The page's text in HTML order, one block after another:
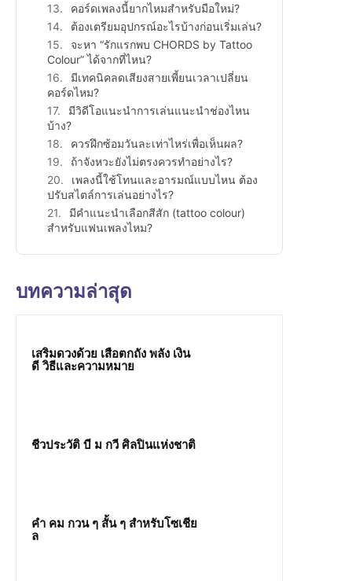
คอร์ดเพลงนี้ยากไหมสำหรับมือใหม่?
ต้องเตรียมอุปกรณ์อะไรบ้างก่อนเริ่มเล่น?
จะหา “รักแรกพบ CHORDS by Tattoo
Colour” ได้จากที่ไหน?
มีเทคนิคลดเสียงสายเพี้ยนเวลาเปลี่ยน
คอร์ดไหม?
มีวิดีโอแนะนำการเล่นแนะนำช่องไหน
บ้าง?
ควรฝึกซ้อมวันละเท่าไหร่เพื่อเห็นผล?
ถ้าจังหวะยังไม่ตรงควรทำอย่างไร?
เพลงนี้ใช้โทนและอารมณ์แบบไหน ต้อง
ปรับสไตล์การเล่นอย่างไร?
มีคำแนะนำเลือกสีสัก (tattoo colour)
สำหรับแฟนเพลงไหม?
บทความล่าสุด
เสริมดวงด้วย เสือตกถัง พลัง เงิน
ดี วิธีและความหมาย
ชีวประวัติ บี ม กวี ศิลปินแห่งชาติ
คํา คม กวน ๆ สั้น ๆ สำหรับโซเชีย
ล